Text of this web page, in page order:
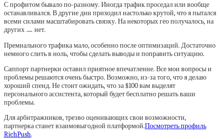
С профитом бывало по-разному. Иногда трафик проседал или вообще
останавливался. В другие дни приходил настолько крутой, что я пытался
всеми силами масштабировать связку. На некоторых гео получалось, на
других ㅡ нет.
Премиального трафика мало, особенно после оптимизаций. Достаточно
немного слить в ноль, чтобы сделать выводы и поправить ситуацию.
Саппорт партнерки оставил приятное впечатление. Все мои вопросы и
проблемы решаются очень быстро. Возможно, из-за того, что я делаю
хороший спенд. Не стоит ожидать, что за $100 вам выделят
персонального ассистента, который будет бесплатно решать ваши
проблемы.
Для арбитражников, трезво оценивающих свои возможности,
партнерка станет взаимовыгодной платформой.Посмотреть профиль
RichPush.